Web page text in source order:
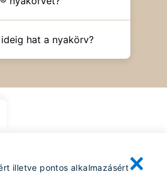
hat a nyakörv?
illetve pontos alkalmazásért